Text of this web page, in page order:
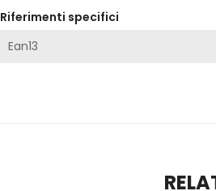
Riferimenti specifici
Ean13